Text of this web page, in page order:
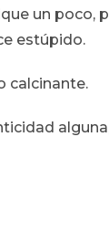
un poco,
estúpido.
calcinante.